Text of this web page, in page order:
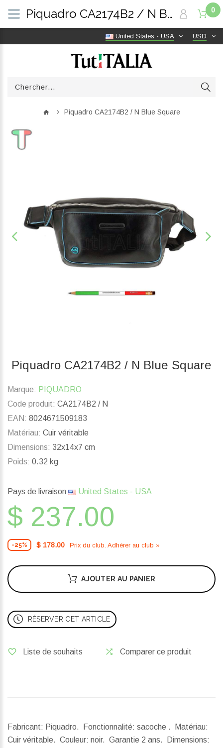
USD
United States - USA
0
Piquadro CA2174B2 / N Blue Square
Piquadro CA2174B2 / N Blue Square
Marque: PIQUADRO
Code produit: CA2174B2 / N
EAN: 8024671509183
Matériau: Cuir véritable
Dimensions: 32x14x7 cm
Poids: 0.32 kg
Pays de livraison United States - USA
$ 237.00
-25% $ 178.00 Prix ​​du club. Adhérer au club »
AJOUTER AU PANIER
RÉSERVER CET ARTICLE
Liste de souhaits Comparer ce produit
Fabricant: Piquadro. Fonctionnalité: sacoche . Matériau:
Cuir véritable. Couleur: noir. Garantie 2 ans.
Dimensions:
Piquadro CA2174B2 / N Blue Square | TutITALIA